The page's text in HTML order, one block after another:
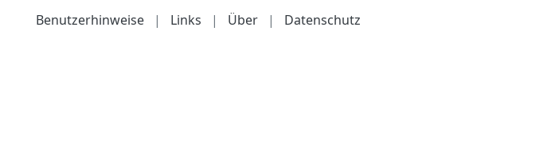
Benutzerhinweise | Links | Über | Datenschutz